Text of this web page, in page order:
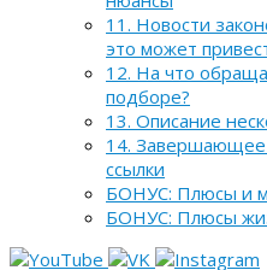
11. Новости
это может
12. На что
подборе?
13. Описание
14.
ссылки
БОНУС: Плюсы и
БОНУС: Плюсы